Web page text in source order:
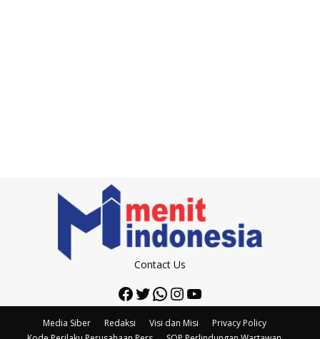
Contact Us
Facebook
Twitter
WhatsApp
Instagram
YouTube
Media Siber Redaksi Visi dan Misi
Privacy Policy